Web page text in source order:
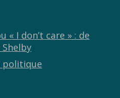
« I don’t care » : de
politique